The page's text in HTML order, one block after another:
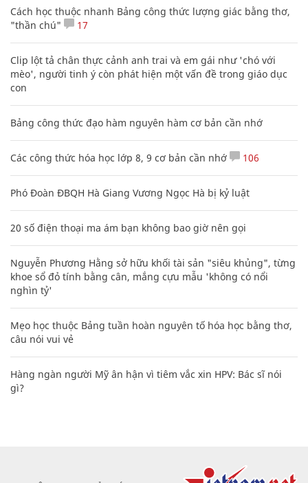
Cách học thuộc nhanh Bảng công thức lượng giác bằng thơ,
"thần chú"
17
Clip lột tả chân thực cảnh anh trai và em gái như 'chó với
mèo', người tinh ý còn phát hiện một vấn đề trong giáo dục
con
Bảng công thức đạo hàm nguyên hàm cơ bản cần nhớ
Các công thức hóa học lớp 8, 9 cơ bản cần nhớ 106
Phó Đoàn ĐBQH Hà Giang Vương Ngọc Hà bị kỷ luật
20 số điện thoại ma ám bạn không bao giờ nên gọi
Nguyễn Phương Hằng sở hữu khối tài sản "siêu khủng", từng
khoe sổ đỏ tính bằng cân, mắng cựu mẫu 'không có nổi
nghìn tỷ'
Mẹo học thuộc Bảng tuần hoàn nguyên tố hóa học bằng thơ,
câu nói vui vẻ
Hàng ngàn người Mỹ ân hận vì tiêm vắc xin HPV: Bác sĩ nói
gì?